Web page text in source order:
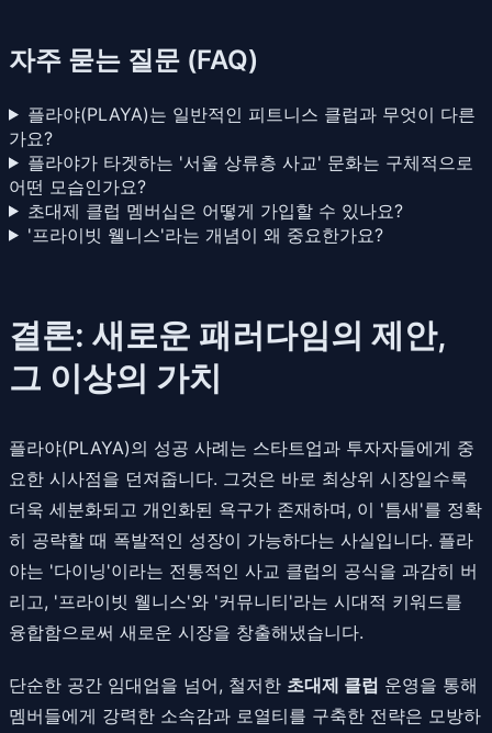
자주 묻는 질문 (FAQ)
플라야(PLAYA)는 일반적인 피트니스 클럽과 무엇이 다른
가요?
플라야가 타겟하는 '서울 상류층 사교' 문화는 구체적으로
어떤 모습인가요?
초대제 클럽 멤버십은 어떻게 가입할 수 있나요?
'프라이빗 웰니스'라는 개념이 왜 중요한가요?
결론: 새로운 패러다임의 제안,
그 이상의 가치
플라야(PLAYA)의 성공 사례는 스타트업과 투자자들에게 중
요한 시사점을 던져줍니다. 그것은 바로 최상위 시장일수록
더욱 세분화되고 개인화된 욕구가 존재하며, 이 '틈새'를 정확
히 공략할 때 폭발적인 성장이 가능하다는 사실입니다. 플라
야는 '다이닝'이라는 전통적인 사교 클럽의 공식을 과감히 버
리고, '프라이빗 웰니스'와 '커뮤니티'라는 시대적 키워드를
융합함으로써 새로운 시장을 창출해냈습니다.
단순한 공간 임대업을 넘어, 철저한 초대제 클럽 운영을 통해
멤버들에게 강력한 소속감과 로열티를 구축한 전략은 모방하